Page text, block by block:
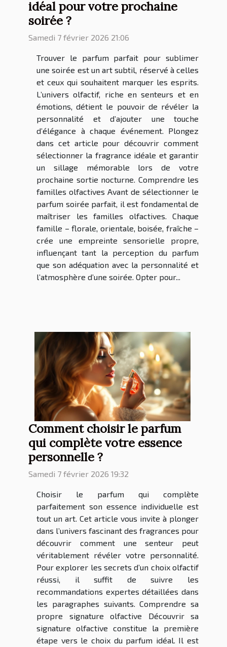
idéal pour votre prochaine
soirée ?
Samedi 7 février 2026 21:06
Trouver le parfum parfait pour sublimer
une soirée est un art subtil, réservé à celles
et ceux qui souhaitent marquer les esprits.
L’univers olfactif, riche en senteurs et en
émotions, détient le pouvoir de révéler la
personnalité et d’ajouter une touche
d’élégance à chaque événement. Plongez
dans cet article pour découvrir comment
sélectionner la fragrance idéale et garantir
un sillage mémorable lors de votre
prochaine sortie nocturne. Comprendre les
familles olfactives Avant de sélectionner le
parfum soirée parfait, il est fondamental de
maîtriser les familles olfactives. Chaque
famille – florale, orientale, boisée, fraîche –
crée une empreinte sensorielle propre,
influençant tant la perception du parfum
que son adéquation avec la personnalité et
l’atmosphère d’une soirée. Opter pour...
Comment choisir le parfum
qui complète votre essence
personnelle ?
Samedi 7 février 2026 19:32
Choisir le parfum qui complète
parfaitement son essence individuelle est
tout un art. Cet article vous invite à plonger
dans l’univers fascinant des fragrances pour
découvrir comment une senteur peut
véritablement révéler votre personnalité.
Pour explorer les secrets d’un choix olfactif
réussi, il suffit de suivre les
recommandations expertes détaillées dans
les paragraphes suivants. Comprendre sa
propre signature olfactive Découvrir sa
signature olfactive constitue la première
étape vers le choix du parfum idéal. Il est